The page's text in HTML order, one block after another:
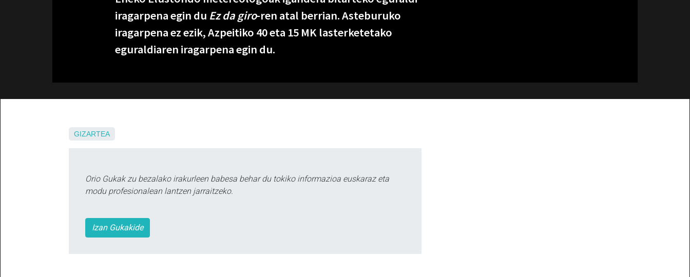
iragarpena egin du Ez da giro-ren atal berrian. Asteburuko
iragarpena ez ezik, Azpeitiko 40 eta 15 MK lasterketetako
eguraldiaren iragarpena egin du.
GIZARTEA
Orio Gukak zu bezalako irakurleen babesa behar du tokiko informazioa euskaraz eta
modu profesionalean lantzen jarraitzeko.
Izan Gukakide